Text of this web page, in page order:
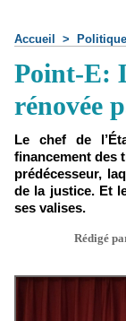
Accueil > Politique
Point-E:
rénovée
Le chef de
financement des
prédécesseur,
de la justice. Et
ses valises.
Rédigé